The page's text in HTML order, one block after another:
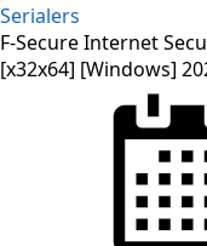
Serialers
F-Secure Internet
[x32x64] [Windows]